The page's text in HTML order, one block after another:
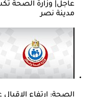
عاجل| وزارة الصحة
مدينة نصر